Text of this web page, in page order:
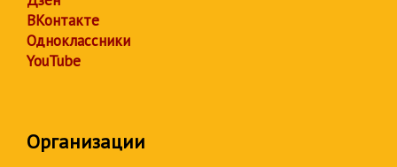
ВКонтакте
Одноклассники
YouTube
Организации